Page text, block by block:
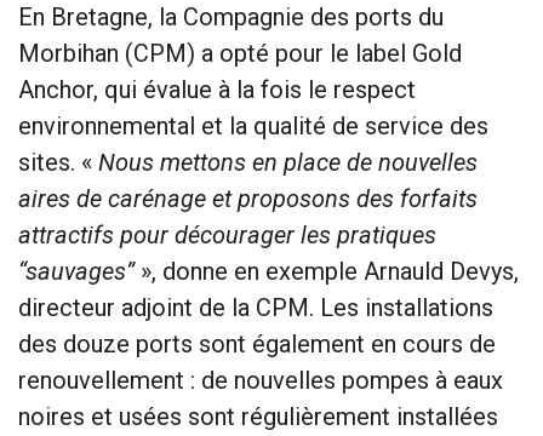
En Bretagne, la Compagnie des ports du
Morbihan (CPM) a opté pour le label Gold
Anchor, qui évalue à la fois le respect
environnemental et la qualité de service des
sites. « Nous mettons en place de nouvelles
aires de carénage et proposons des forfaits
attractifs pour décourager les pratiques
“sauvages” », donne en exemple Arnauld Devys,
directeur adjoint de la CPM. Les installations
des douze ports sont également en cours de
renouvellement : de nouvelles pompes à eaux
noires et usées sont régulièrement installées